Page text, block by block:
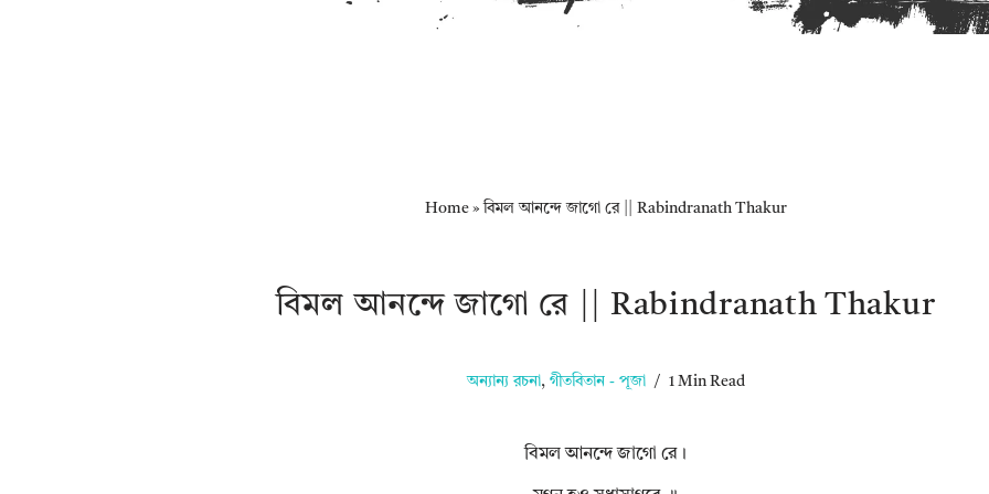
Home»বিমল আনন্দে জাগো রে || Rabindranath Thakur
বিমল আনন্দে জাগো রে || Rabindranath Thakur
অন্যান্য রচনা, গীতবিতান - পূজা 1 Min Read
বিমল আনন্দে জাগো রে।